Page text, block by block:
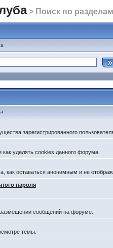
> Поиск по
зарегистрированного
удалять cookies данного форума.
как оставаться анонимным и не
пароля
сообщений на форуме.
темы.